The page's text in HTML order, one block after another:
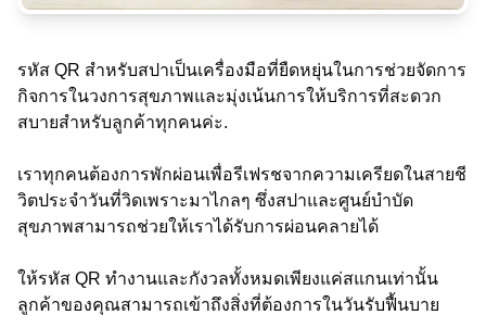
รหัส QR สำหรับสปาเป็นเครื่องมือที่ยืดหยุ่นในการช่วยจัดการ
กิจการในวงการสุขภาพและมุ่งเน้นการให้บริการที่สะดวก
สบายสำหรับลูกค้าทุกคนค่ะ.
เราทุกคนต้องการพักผ่อนเพื่อรีเฟรชจากความเครียดในสายชี
วิตประจําวันที่วิดเพราะมาไกลๆ ซึ่งสปาและศูนย์บำบัด
สุขภาพสามารถช่วยให้เราได้รับการผ่อนคลายได้
ให้รหัส QR ทำงานและกังวลทั้งหมดเพียงแค่สแกนเท่านั้น
ลูกค้าของคุณสามารถเข้าถึงสิ่งที่ต้องการในวันรับฟื้นบาย